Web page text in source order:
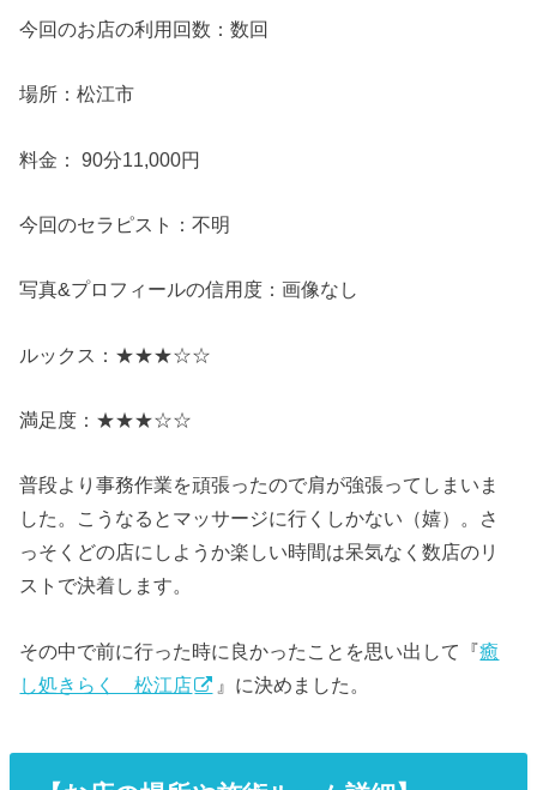
今回のお店の利用回数：数回
場所：松江市
料金： 90分11,000円
今回のセラピスト：不明
写真&プロフィールの信用度：画像なし
ルックス：★★★☆☆
満足度：★★★☆☆
普段より事務作業を頑張ったので肩が強張ってしまいま
した。こうなるとマッサージに行くしかない（嬉）。さ
っそくどの店にしようか楽しい時間は呆気なく数店のリ
ストで決着します。
その中で前に行った時に良かったことを思い出して『癒
し処きらく 松江店
』に決めました。